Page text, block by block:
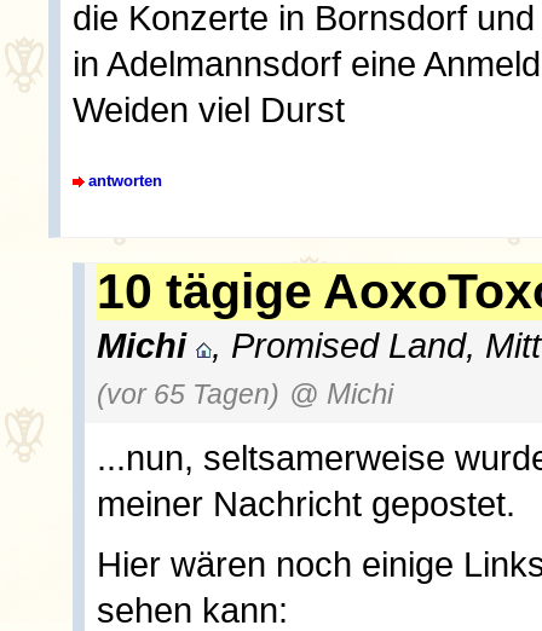
die Konzerte in Bornsdorf
in Adelmannsdorf eine
Weiden viel Durst
antworten
10 tägige
Michi , Promised Land,
(vor 65 Tagen) @ Michi
...nun, seltsamerweise
meiner Nachricht gepostet.
Hier wären noch einige
sehen kann: